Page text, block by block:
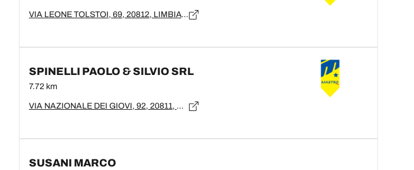
VIA LEONE TOLSTOI, 69, 20812, LIMBIATE
SPINELLI PAOLO & SILVIO SRL
7.72 km
VIA NAZIONALE DEI GIOVI, 92, 20811, CESANO MADERNO, MB
SUSANI MARCO